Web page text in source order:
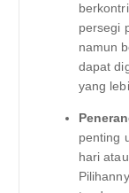
persegi
namun
dapat
yang
penting
hari